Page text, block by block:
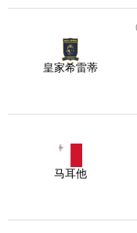
皇家希雷蒂
马耳他